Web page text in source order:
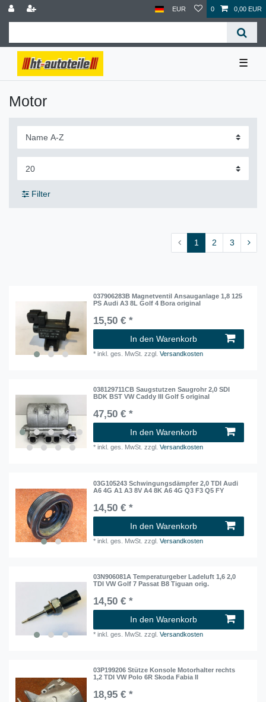
EUR 0 0,00 EUR
☰
Motor
Filter
1 2 3
037906283B Magnetventil Ansauganlage 1,8 125
PS Audi A3 8L Golf 4 Bora original
15,50 € *
In den Warenkorb
*inkl. ges. MwSt. zzgl.Versandkosten
038129711CB Saugstutzen Saugrohr 2,0 SDI
BDK BST VW Caddy III Golf 5 original
47,50 € *
In den Warenkorb
*inkl. ges. MwSt. zzgl.Versandkosten
03G105243 Schwingungsdämpfer 2,0 TDI Audi
A6 4G A1 A3 8V A4 8K A6 4G Q3 F3 Q5 FY
14,50 € *
In den Warenkorb
*inkl. ges. MwSt. zzgl.Versandkosten
03N906081A Temperaturgeber Ladeluft 1,6 2,0
TDI VW Golf 7 Passat B8 Tiguan orig.
14,50 € *
In den Warenkorb
*inkl. ges. MwSt. zzgl.Versandkosten
03P199206 Stütze Konsole Motorhalter rechts
1,2 TDI VW Polo 6R Skoda Fabia II
18,95 € *